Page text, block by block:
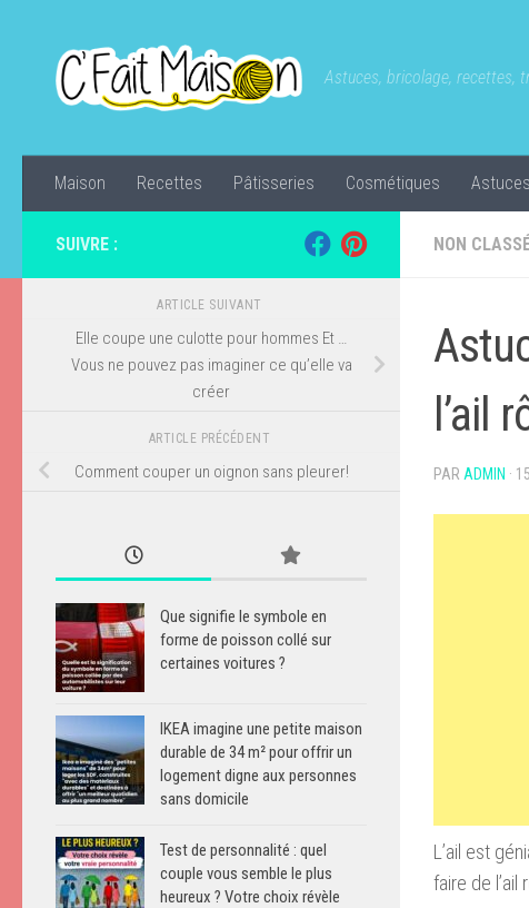
Astuces, bricolage, recettes,
Maison Recettes Pâtisseries Cosmétiques Astuces
NON
l’ail
PAR ADMIN ·
L’ail est
faire de l’ail
SUIVRE :
ARTICLE SUIVANT
Elle coupe une culotte pour hommes Et …
Vous ne pouvez pas imaginer ce qu’elle va
créer
ARTICLE PRÉCÉDENT
Comment couper un oignon sans pleurer!
Que signifie le symbole en
forme de poisson collé sur
certaines voitures ?
IKEA imagine une petite maison
durable de 34 m² pour offrir un
logement digne aux personnes
sans domicile
Test de personnalité : quel
couple vous semble le plus
heureux ? Votre choix révèle